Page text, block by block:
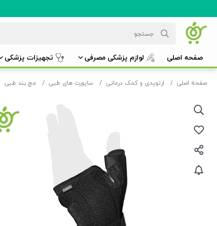
صفحه اصلی لوازم پزشکی مصرفی تجهیزات پزشکی
صفحه اصلی ارتوپدی و کمک درمانی ساپورت های طبی مچ بند طبی